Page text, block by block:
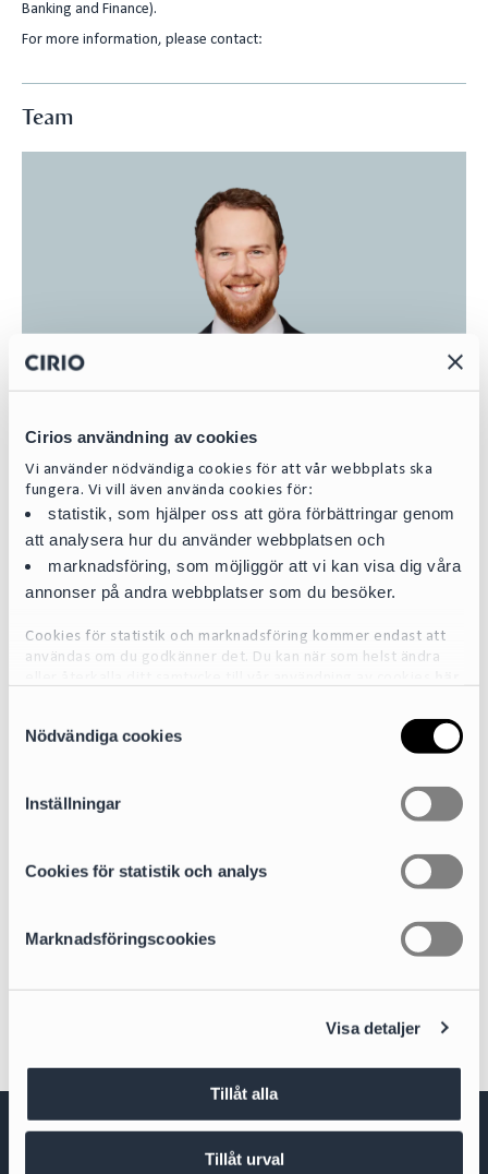
Cirios användning av cookies
Vi använder nödvändiga cookies för att vår webbplats ska
fungera. Vi vill även använda cookies för:
statistik, som hjälper oss att göra förbättringar genom
att analysera hur du använder webbplatsen och
marknadsföring, som möjliggör att vi kan visa dig våra
annonser på andra webbplatser som du besöker.
Cookies för statistik och marknadsföring kommer endast att
användas om du godkänner det. Du kan när som helst ändra
För mer detaljerad information om de cookies vi använder, se
vår Cookiepolicy, som finns tillgänglig
Nödvändiga cookies
Inställningar
Cookies för statistik och analys
Marknadsföringscookies
Visa detaljer
Tillåt alla
Tillåt urval
Banking and Finance).
For more information, please contact:
Team
Fredrik Morfeldt
fredrik.morfeldt@cirio.se
Mergers & Acquisitions
Banking and Finance and DCM (Debt Capital Markets)
Sectors